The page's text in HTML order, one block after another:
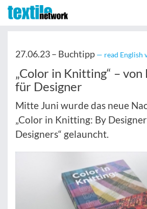
27.06.23 – Buchtipp — read English
„Color in Knitting“ – von
für Designer
Mitte Juni wurde das neue
„Color in Knitting: By
Designers“ gelauncht.